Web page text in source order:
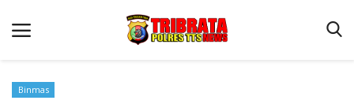
Binmas